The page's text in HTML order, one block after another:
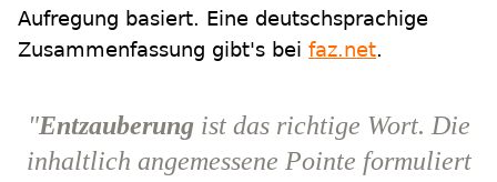
Aufregung basiert. Eine deutschsprachige
Zusammenfassung gibt's bei faz.net.
"Entzauberung ist das richtige Wort. Die
inhaltlich angemessene Pointe formuliert